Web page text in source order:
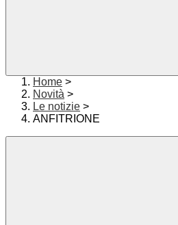
Home >
Novità >
Le notizie >
ANFITRIONE